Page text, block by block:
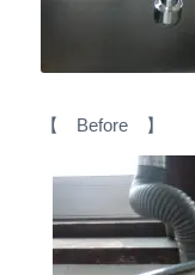
【 Before 】